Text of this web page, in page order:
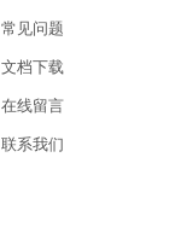
常见问题
文档下载
在线留言
联系我们